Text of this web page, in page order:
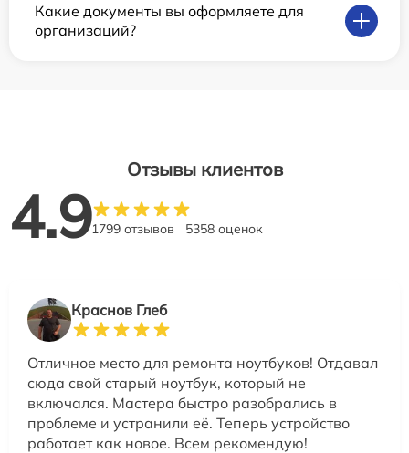
Какие документы вы оформляете для
организаций?
Отзывы клиентов
4.91799 отзывов 5358 оценок
Краснов Глеб
Отличное место для ремонта ноутбуков! Отдавал
сюда свой старый ноутбук, который не
включался. Мастера быстро разобрались в
проблеме и устранили её. Теперь устройство
работает как новое. Всем рекомендую!